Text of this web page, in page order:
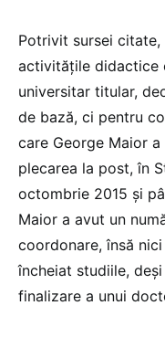
Potrivit sursei citate,
activitățile didactice
universitar titular,
de bază, ci pentru
care George Maior
plecarea la post, în
octombrie 2015 și
Maior a avut un
coordonare, însă
încheiat studiile,
finalizare a unui